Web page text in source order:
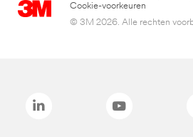
Cookie-voorkeuren
© 3M 2026. Alle rechten